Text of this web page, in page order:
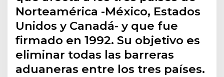
Norteamérica -México, Estados
Unidos y Canadá- y que fue
firmado en 1992. Su objetivo es
eliminar todas las barreras
aduaneras entre los tres países.